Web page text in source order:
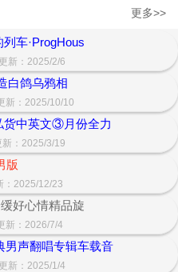
更多>>
车·ProgHous
新：2025/2/6
白鸽乌鸦相
新：2025/10/10
货中英文③月份全力
：2025/3/19
版
：2025/12/23
好心情精品旋
新：2026/7/4
男声翻唱专辑车载音
新：2025/1/4